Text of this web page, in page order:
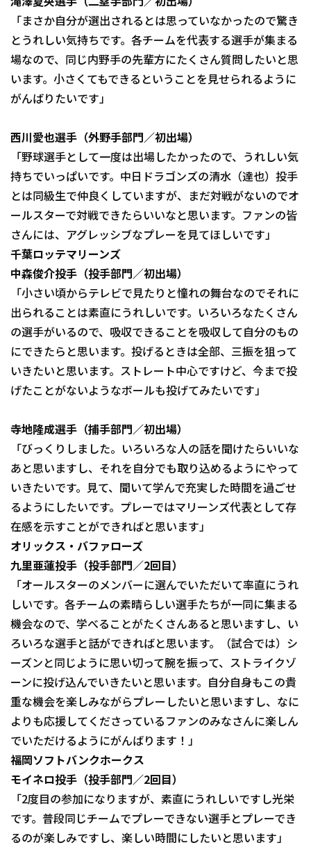
「まさか自分が選出されるとは思っていなかったので驚き
とうれしい気持ちです。各チームを代表する選手が集まる
場なので、同じ内野手の先輩方にたくさん質問したいと思
います。小さくてもできるということを見せられるように
がんばりたいです」
西川愛也選手（外野手部門／初出場）
「野球選手として一度は出場したかったので、うれしい気
持ちでいっぱいです。中日ドラゴンズの清水（達也）投手
とは同級生で仲良くしていますが、まだ対戦がないのでオ
ールスターで対戦できたらいいなと思います。ファンの皆
さんには、アグレッシブなプレーを見てほしいです」
千葉ロッテマリーンズ
中森俊介投手（投手部門／初出場）
「小さい頃からテレビで見たりと憧れの舞台なのでそれに
出られることは素直にうれしいです。いろいろなたくさん
の選手がいるので、吸収できることを吸収して自分のもの
にできたらと思います。投げるときは全部、三振を狙って
いきたいと思います。ストレート中心ですけど、今まで投
げたことがないようなボールも投げてみたいです」
寺地隆成選手（捕手部門／初出場）
「びっくりしました。いろいろな人の話を聞けたらいいな
あと思いますし、それを自分でも取り込めるようにやって
いきたいです。見て、聞いて学んで充実した時間を過ごせ
るようにしたいです。プレーではマリーンズ代表として存
在感を示すことができればと思います」
オリックス・バファローズ
九里亜蓮投手（投手部門／2回目）
「オールスターのメンバーに選んでいただいて率直にうれ
しいです。各チームの素晴らしい選手たちが一同に集まる
機会なので、学べることがたくさんあると思いますし、い
ろいろな選手と話ができればと思います。（試合では）シ
ーズンと同じように思い切って腕を振って、ストライクゾ
ーンに投げ込んでいきたいと思います。自分自身もこの貴
重な機会を楽しみながらプレーしたいと思いますし、なに
よりも応援してくださっているファンのみなさんに楽しん
でいただけるようにがんばります！」
福岡ソフトバンクホークス
モイネロ投手（投手部門／2回目）
「2度目の参加になりますが、素直にうれしいですし光栄
です。普段同じチームでプレーできない選手とプレーでき
るのが楽しみですし、楽しい時間にしたいと思います」